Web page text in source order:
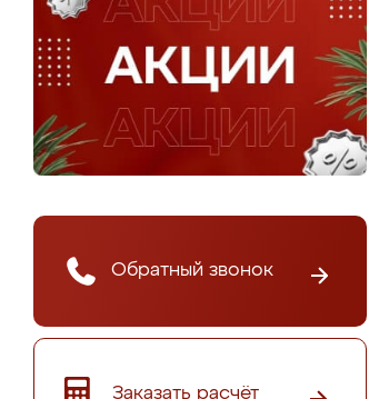
Обратный звонок
Заказать расчёт